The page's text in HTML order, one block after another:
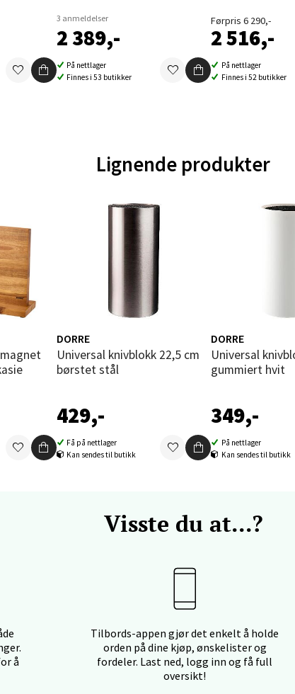
3 anmeldelser
2 389,-
På nettlager
Finnes i 53 butikker
Førpris 6 290,-
2 516,-
På nettlager
Finnes i 52 butikker
Lignende produkter
DORRE
Universal knivblokk 22,5 cm
børstet stål
429,-
Få på nettlager
Kan sendes til butikk
DORRE
Universal knivblokk 22,5 cm
gummiert hvit
349,-
På nettlager
Kan sendes til butikk
Visste du at...?
å
Tilbords-appen gjør det enkelt å holde
orden på dine kjøp, ønskelister og
fordeler. Last ned, logg inn og få full
oversikt!
Narvik - Thon Senter Malmporten
1, 8514 Narvik
i dag 10-20
Bergen - Oasen Senter
0 i butikk
- Aunasenteret
Sunndalsvegen 3, 7340 Oppdal
0 i butikk
Orkanger - Thon Senter Orkanger
Senter Orkanger, Orkdalsveien 113, 7300 Orkanger
i dag 09-20
Sandvika - Thon Senter Sandvika
- Thon Senter Sartor